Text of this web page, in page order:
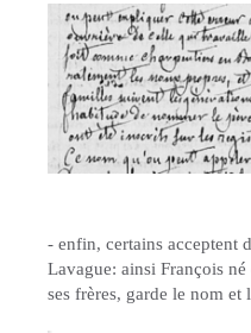
- enfin, certains acceptent
Lavague: ainsi François
ses frères, garde le nom et